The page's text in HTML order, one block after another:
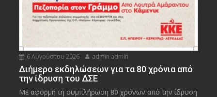
6 Αυγούστου 2026 admin admin
Διήμερο εκδηλώσεων για τα 80 χρόνια από
την ίδρυση του ΔΣΕ
Με αφορμή τη συμπλήρωση 80 χρόνων από την ίδρυση